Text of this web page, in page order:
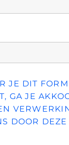
JE DIT
GA JE
DOOR